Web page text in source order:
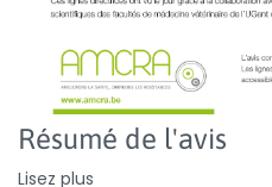
Résumé de l'avis
Lisez plus